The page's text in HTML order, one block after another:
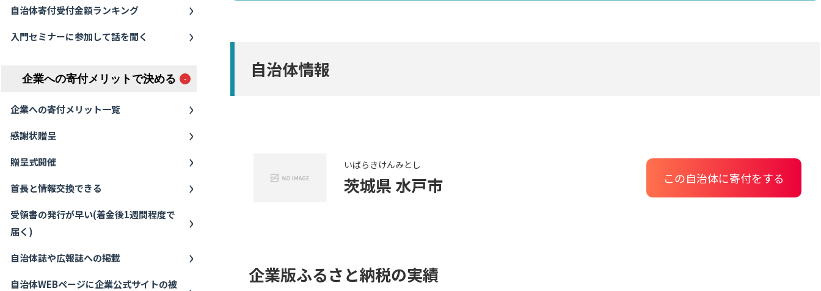
自治体寄付受付金額ランキング
入門セミナーに参加して話を聞く
企業への寄付メリットで決める
企業への寄付メリット一覧
感謝状贈呈
贈呈式開催
首長と情報交換できる
受領書の発行が早い(着金後1週間程度で
届く)
自治体誌や広報誌への掲載
自治体WEBページに企業公式サイトの被
自治体情報
いばらきけん
茨城県
みとし
水戸市 この自治体に寄付をする
企業版ふるさと納税の実績